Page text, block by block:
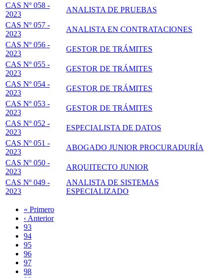
CAS Nº 058 -
2023
ANALISTA DE PRUEBAS
CAS Nº 057 -
2023
ANALISTA EN CONTRATACIONES
CAS Nº 056 -
2023
GESTOR DE TRÁMITES
CAS Nº 055 -
2023
GESTOR DE TRÁMITES
CAS Nº 054 -
2023
GESTOR DE TRÁMITES
CAS Nº 053 -
2023
GESTOR DE TRÁMITES
CAS Nº 052 -
2023
ESPECIALISTA DE DATOS
CAS Nº 051 -
2023
ABOGADO JUNIOR PROCURADURÍA
CAS Nº 050 -
2023
ARQUITECTO JUNIOR
CAS Nº 049 -
2023
ANALISTA DE SISTEMAS
ESPECIALIZADO
Paginación
Primera
página
« Primero
Página
anterior
‹ Anterior
Page
93
Page
94
Page
95
Page
96
Página
actual
97
Page
98